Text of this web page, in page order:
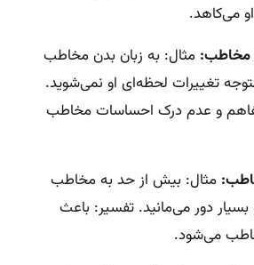
او می‌کاهد.
مخاطب: مثال: به زبان بدن مخاطب
تغییرات لحظه‌ای او نمی‌شوید.
و عدم درک احساسات مخاطب
مثال: بیش از حد به مخاطب
بسیار دور می‌مانید. تفسیر: باعث
می‌شود.